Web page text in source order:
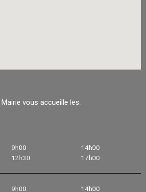
Mairie vous accueille les:
9h00
12h30
14h00
17h00
9h00
14h00